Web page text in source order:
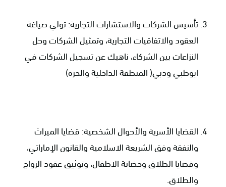
تأسيس الشركات والاستشارات التجارية: تولي صياغة
العقود والاتفاقيات التجارية، وتمثيل الشركات وحل
النزاعات بين الشركاء، ناهيك عن تسجيل الشركات في
ابوظبي ودبي( المنطقة الداخلية والحرة)
القضايا الأسرية والأحوال الشخصية: قضايا الميراث
والنفقة وفق الشريعة الاسلامية والقانون الإماراتي،
وقصايا الطلاق وحضانة الاطفال، وتوثيق عقود الزواج
والطلاق.